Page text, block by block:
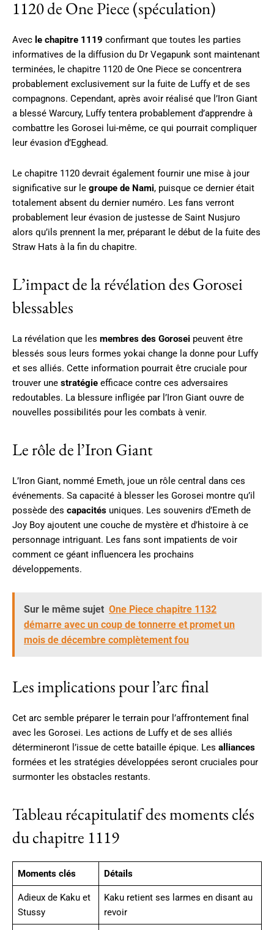
1120 de One Piece (spéculation)
Avec le chapitre 1119 confirmant que toutes les parties
informatives de la diffusion du Dr Vegapunk sont maintenant
terminées, le chapitre 1120 de One Piece se concentrera
probablement exclusivement sur la fuite de Luffy et de ses
compagnons. Cependant, après avoir réalisé que l’Iron Giant
a blessé Warcury, Luffy tentera probablement d’apprendre à
combattre les Gorosei lui-même, ce qui pourrait compliquer
leur évasion d’Egghead.
Le chapitre 1120 devrait également fournir une mise à jour
significative sur le groupe de Nami, puisque ce dernier était
totalement absent du dernier numéro. Les fans verront
probablement leur évasion de justesse de Saint Nusjuro
alors qu’ils prennent la mer, préparant le début de la fuite des
Straw Hats à la fin du chapitre.
L’impact de la révélation des Gorosei
blessables
La révélation que les membres des Gorosei peuvent être
blessés sous leurs formes yokai change la donne pour Luffy
et ses alliés. Cette information pourrait être cruciale pour
trouver une stratégie efficace contre ces adversaires
redoutables. La blessure infligée par l’Iron Giant ouvre de
nouvelles possibilités pour les combats à venir.
Le rôle de l’Iron Giant
L’Iron Giant, nommé Emeth, joue un rôle central dans ces
événements. Sa capacité à blesser les Gorosei montre qu’il
possède des capacités uniques. Les souvenirs d’Emeth de
Joy Boy ajoutent une couche de mystère et d’histoire à ce
personnage intriguant. Les fans sont impatients de voir
comment ce géant influencera les prochains
développements.
Sur le même sujet One Piece chapitre 1132
démarre avec un coup de tonnerre et promet un
mois de décembre complètement fou
Les implications pour l’arc final
Cet arc semble préparer le terrain pour l’affrontement final
avec les Gorosei. Les actions de Luffy et de ses alliés
détermineront l’issue de cette bataille épique. Les alliances
formées et les stratégies développées seront cruciales pour
surmonter les obstacles restants.
Tableau récapitulatif des moments clés
du chapitre 1119
Moments clés Détails
Adieux de Kaku et
Stussy
Kaku retient ses larmes en disant au
revoir